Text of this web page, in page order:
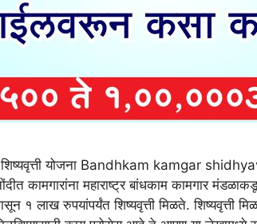
शिष्यवृत्ती योजना Bandhkam kamgar
कामगारांना महाराष्ट्र बांधकाम कामगार
१ लाख रुपयांपर्यंत शिष्यवृत्ती मिळते. शिष्यवृत्ती